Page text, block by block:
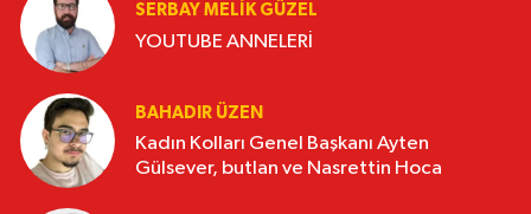
SERBAY MELIK GÜZEL
YOUTUBE ANNELERİ
BAHADIR ÜZEN
Kadın Kolları Genel Başkanı Ayten
Gülsever, butlan ve Nasrettin Hoca